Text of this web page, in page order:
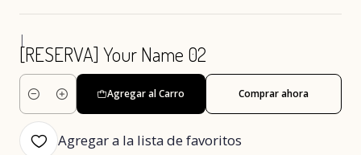
|
[RESERVA] Your Name 02
Cantidad
Agregar al Carro Comprar ahora
Agregar a la lista de favoritos